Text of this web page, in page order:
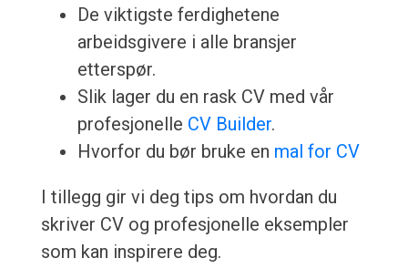
De viktigste ferdighetene
arbeidsgivere i alle bransjer
etterspør.
Slik lager du en rask CV med vår
profesjonelle CV Builder.
Hvorfor du bør bruke en mal for CV
I tillegg gir vi deg tips om hvordan du
skriver CV og profesjonelle eksempler
som kan inspirere deg.